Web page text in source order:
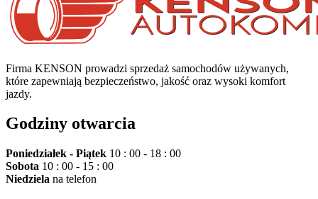
Firma KENSON prowadzi sprzedaż samochodów używanych,
które zapewniają bezpieczeństwo, jakość oraz wysoki komfort
jazdy.
Godziny otwarcia
Poniedziałek - Piątek 10 : 00 - 18 : 00
Sobota 10 : 00 - 15 : 00
Niedziela na telefon